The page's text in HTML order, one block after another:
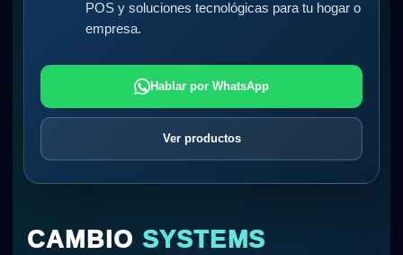
POS y soluciones tecnológicas para tu hogar o
empresa.
Hablar por WhatsApp
Ver productos
CAMBIO SYSTEMS